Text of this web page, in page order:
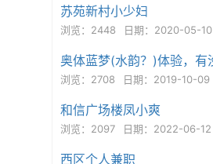
苏苑新村小少妇
浏览：2448 日期：2020-05-10
浏览：2708 日期：2019-10-09
和信广场楼凤小爽
浏览：2097 日期：2022-06-12
西区个人兼职